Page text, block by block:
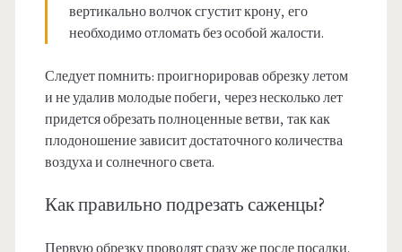
вертикально волчок сгустит крону, его
необходимо отломать без особой жалости.
Следует помнить: проигнорировав обрезку летом
и не удалив молодые побеги, через несколько лет
придется обрезать полноценные ветви, так как
плодоношение зависит достаточного количества
воздуха и солнечного света.
Как правильно подрезать саженцы?
Первую обрезку проводят сразу же после посадки.